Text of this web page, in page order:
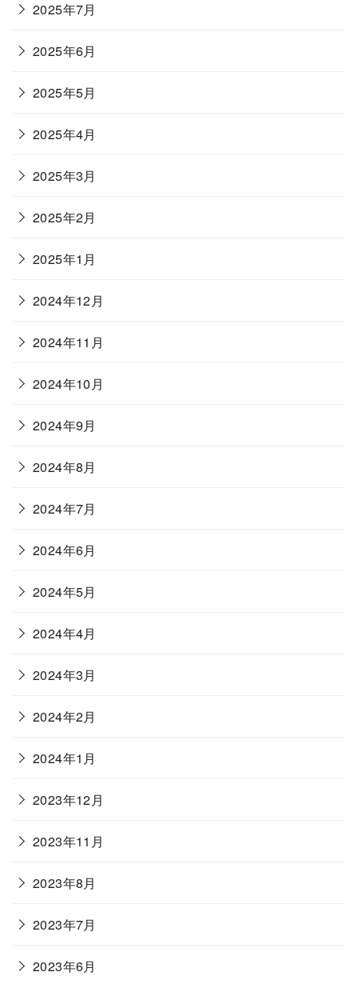
2025年7月
2025年6月
2025年5月
2025年4月
2025年3月
2025年2月
2025年1月
2024年12月
2024年11月
2024年10月
2024年9月
2024年8月
2024年7月
2024年6月
2024年5月
2024年4月
2024年3月
2024年2月
2024年1月
2023年12月
2023年11月
2023年8月
2023年7月
2023年6月